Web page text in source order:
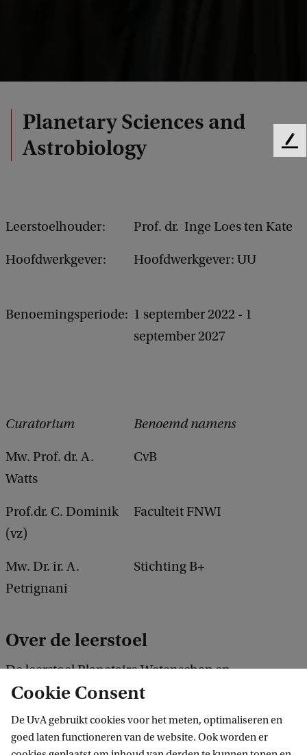
Planetary Sciences and
Astrobiology
Leerstoelhouder: Prof. dr. Inge Loes ten Kate
Hoofdwerkgever: Hoofdwerkgever: UU
Benoemingsperiode: 1 september 2022 - 1
september 2027
Curatorium Benoemd namens
Mw. Prof. dr. A.
Watts
CvB
Prof.dr. C. Dominik
(vz)
Faculteit FNWI
Mw. Dr. ir. A.
Petrignani
Stichting B+
Over de leerstoel
De leerstoel Planetaire Wetenschap en
Astrobiologie focust op het verbinden van de
gebieden van de Planetaire Wetenschappen en
Astrobiologie, met de nadruk op zowel ons
Cookie Consent
De UvA gebruikt cookies voor het meten, optimaliseren en
goed laten functioneren van de website. Ook worden er
F
a